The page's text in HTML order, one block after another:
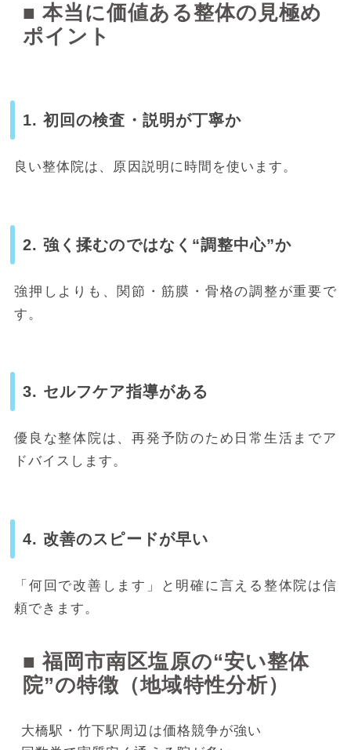
■ 本当に価値ある整体の見極め
ポイント
1. 初回の検査・説明が丁寧か
良い整体院は、原因説明に時間を使います。
2. 強く揉むのではなく“調整中心”か
強押しよりも、関節・筋膜・骨格の調整が重要で
す。
3. セルフケア指導がある
優良な整体院は、再発予防のため日常生活までア
ドバイスします。
4. 改善のスピードが早い
「何回で改善します」と明確に言える整体院は信
頼できます。
■ 福岡市南区塩原の“安い整体
院”の特徴（地域特性分析）
大橋駅・竹下駅周辺は価格競争が強い